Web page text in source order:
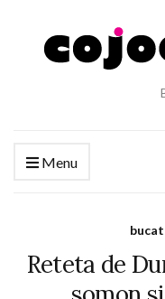
Menu
Reteta de